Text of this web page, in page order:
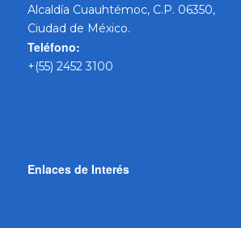
Alcaldía Cuauhtémoc, C.P. 06350,
Ciudad de México.
Teléfono:
+(55) 2452 3100
Enlaces de Interés